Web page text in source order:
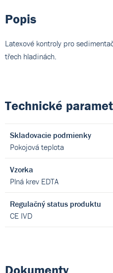
Popis
Latexové kontroly pro
třech hladinách.
Technické
Skladovacie podmienky
Pokojová teplota
Vzorka
Plná krev EDTA
Regulačný status produktu
CE IVD